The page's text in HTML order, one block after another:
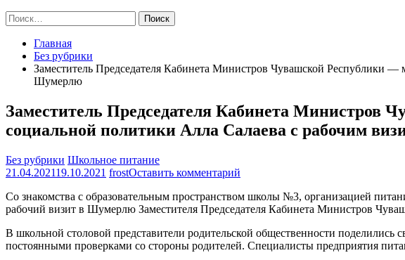
Найти:
Главная
Без рубрики
Заместитель Председателя Кабинета Министров Чувашской Республики
Шумерлю
Заместитель Председателя Кабинета Министров
социальной политики Алла Салаева с рабочим
Без рубрики Школьное питание
21.04.202119.10.2021 frostОставить комментарий
Председателя
Кабинета
Чувашской
Республики
Со знакомства с образовательным пространством школы №3, организацией
рабочий визит в Шумерлю Заместителя Председателя Кабинета Министров
В школьной столовой представители родительской общественности поделились
постоянными проверками со стороны родителей. Специалисты предприятия